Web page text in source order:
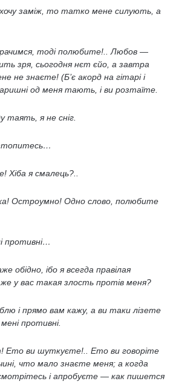
заміж, то татко мене силують, а
тоді полюбите!.. Любов —
зря, сьогодня нєт єйо, а завтра
не знаєте! (Б’є акорд на гітарі і
од меня тають, і ви розтаїте.
таять, я не сніг.
Хіба я смалець?..
Остроумно! Одно слово, полюбите
противні…
обідно, ібо я всегда правілая
у вас такая злость протів меня?
і прямо вам кажу, а ви таки лізете
противні.
Ето ви шуткуєте!.. Ето ви говоріте
что мало знаєте меня; а когда
і апробуєте — как пишется